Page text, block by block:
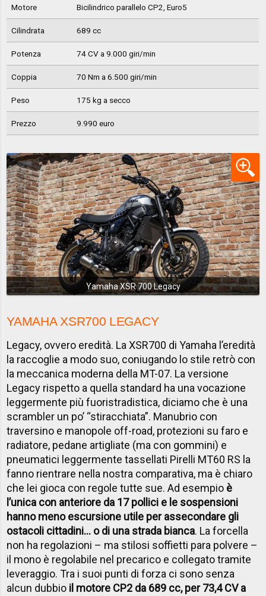
Motore Bicilindrico parallelo CP2, Euro5
Cilindrata 689 cc
Potenza 74 CV a 9.000 giri/min
Coppia 70 Nm a 6.500 giri/min
Peso 175 kg a secco
Prezzo 9.990 euro
Yamaha XSR 700 Legacy
YAMAHA XSR700 LEGACY
Legacy, ovvero eredità. La XSR700 di Yamaha l’eredità
la raccoglie a modo suo, coniugando lo stile retrò con
la meccanica moderna della MT-07. La versione
Legacy rispetto a quella standard ha una vocazione
leggermente più fuoristradistica, diciamo che è una
scrambler un po’ “stiracchiata”. Manubrio con
traversino e manopole off-road, protezioni su faro e
radiatore, pedane artigliate (ma con gommini) e
pneumatici leggermente tassellati Pirelli MT60 RS la
fanno rientrare nella nostra comparativa, ma è chiaro
che lei gioca con regole tutte sue. Ad esempio è
l’unica con anteriore da 17 pollici e le sospensioni
hanno meno escursione utile per assecondare gli
ostacoli cittadini… o di una strada bianca. La forcella
non ha regolazioni – ma stilosi soffietti para polvere –
il mono è regolabile nel precarico e collegato tramite
leveraggio. Tra i suoi punti di forza ci sono senza
alcun dubbio il motore CP2 da 689 cc, per 73,4 CV a